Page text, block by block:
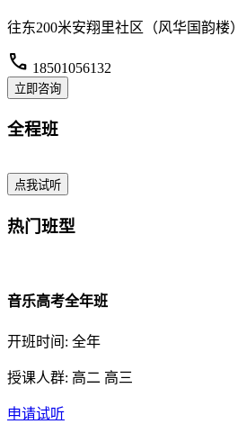
往东200米安翔里社区（风华国韵楼）
call 18501056132
立即咨询
全程班
点我试听
热门班型
音乐高考全年班
开班时间: 全年
授课人群: 高二 高三
申请试听